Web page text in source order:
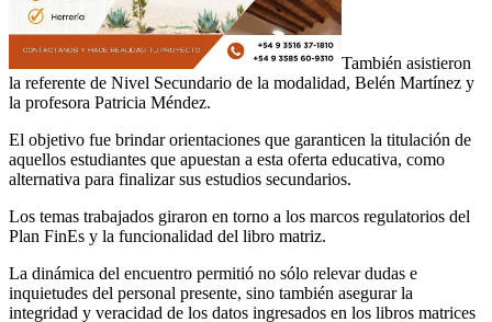
También asistieron
la referente de Nivel Secundario de la modalidad, Belén Martínez y
la profesora Patricia Méndez.
El objetivo fue brindar orientaciones que garanticen la titulación de
aquellos estudiantes que apuestan a esta oferta educativa, como
alternativa para finalizar sus estudios secundarios.
Los temas trabajados giraron en torno a los marcos regulatorios del
Plan FinEs y la funcionalidad del libro matriz.
La dinámica del encuentro permitió no sólo relevar dudas e
inquietudes del personal presente, sino también asegurar la
integridad y veracidad de los datos ingresados en los libros matrices